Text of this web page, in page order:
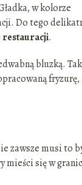
w kolorze
Do tego
restauracji.
bluzką.
fryzurę,
zawsze musi to
mieści się w